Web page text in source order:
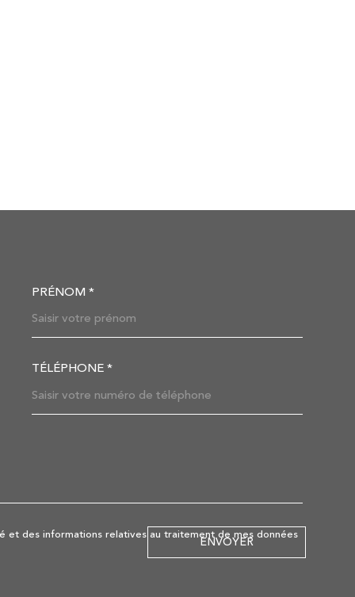
PRÉNOM *
TÉLÉPHONE *
et des informations relatives au traitement de mes données
ENVOYER